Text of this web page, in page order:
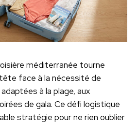
méditerranée tourne
face à la nécessité de
à la plage, aux
de gala. Ce défi logistique
stratégie pour ne rien oublier